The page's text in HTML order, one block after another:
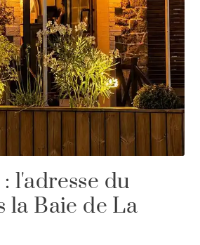
l'adresse du
la Baie de La